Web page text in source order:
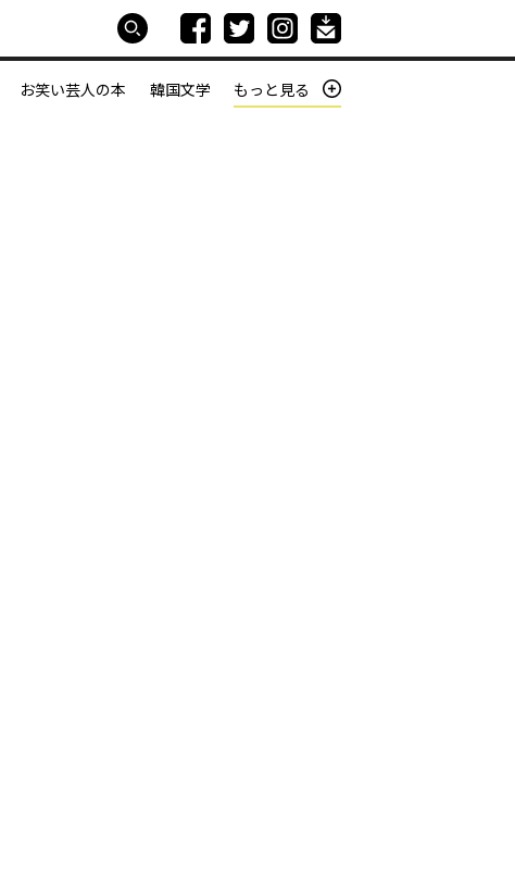
お笑い芸人の本 韓国文学 もっと見る